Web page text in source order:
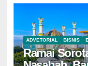
ADVETORIAL BISNIS
Ramai